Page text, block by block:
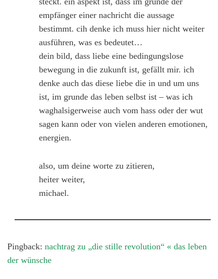
empfänger einer nachricht die aussage
bestimmt. cih denke ich muss hier nicht weiter
ausführen, was es bedeutet…
dein bild, dass liebe eine bedingungslose
bewegung in die zukunft ist, gefällt mir. ich
denke auch das diese liebe die in und um uns
ist, im grunde das leben selbst ist – was ich
waghalsigerweise auch vom hass oder der wut
sagen kann oder von vielen anderen emotionen,
energien.
also, um deine worte zu zitieren,
heiter weiter,
michael.
Pingback: nachtrag zu „die stille revolution“ « das leben
der wünsche